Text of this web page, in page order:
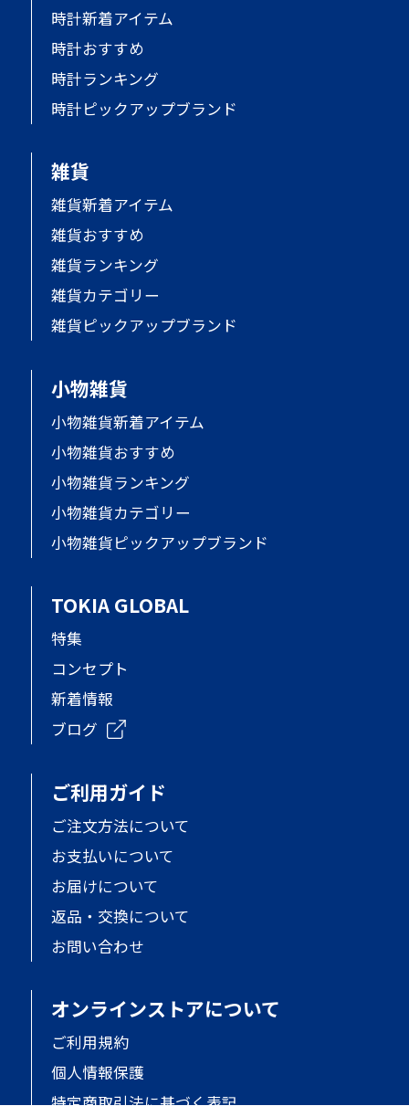
時計新着アイテム
時計おすすめ
時計ランキング
時計ピックアップブランド
雑貨
雑貨新着アイテム
雑貨おすすめ
雑貨ランキング
雑貨カテゴリー
雑貨ピックアップブランド
小物雑貨
小物雑貨新着アイテム
小物雑貨おすすめ
小物雑貨ランキング
小物雑貨カテゴリー
小物雑貨ピックアップブランド
TOKIA GLOBAL
特集
コンセプト
新着情報
ブログ
ご利用ガイド
ご注文方法について
お支払いについて
お届けについて
返品・交換について
お問い合わせ
オンラインストアについて
ご利用規約
個人情報保護